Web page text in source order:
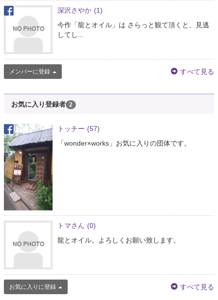
深沢さやか (1)
今作「龍とオイル」は さらっと観て頂くと、見逃
してし...
メンバーに登録 すべて見る
お気に入り登録者 2
トッチー (57)
「wonder×works」お気に入りの団体です。
トマさん (0)
龍とオイル。よろしくお願い致します。
お気に入りに登録 すべて見る